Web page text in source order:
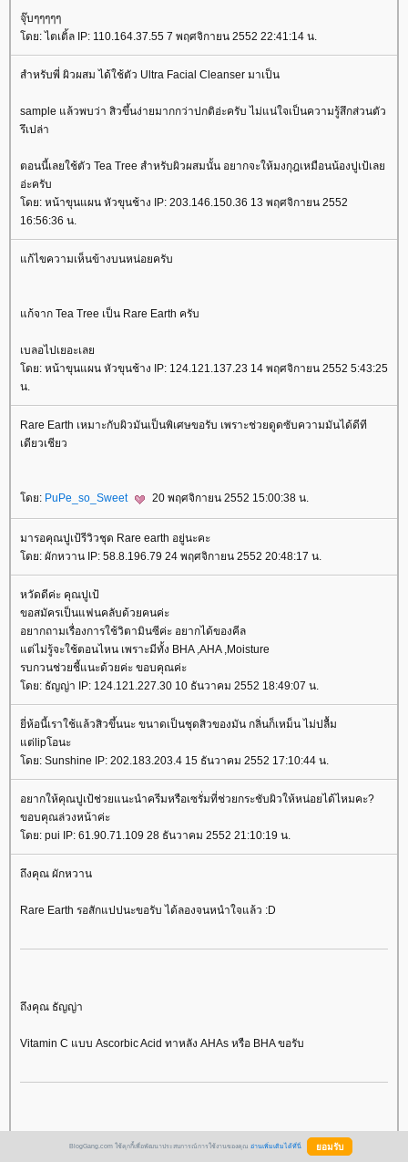
จุ๊บๆๆๆๆๆ
ดย: ไตเติ้ล IP: 110.164.37.55 7 พฤศจิกายน 2552 22:41:14 น.
สำหรับพี่ ผิวผสม ได้ใช้ตัว Ultra Facial Cleanser มาเป็น
sample แล้วพบว่า สิวขึ้นง่ายมากกว่าปกติอ่ะครับ ไม่แน่ใจเป็นความรู้สึกส่วนตัว
รึเปล่า
ตอนนี้เลยใช้ตัว Tea Tree สำหรับผิวผสมนั้น อยากจะให้มงกุฎเหมือนน้องปูเป้เล
อ่ะครับ
ดย: หน้าขุนแผน หัวขุนช้าง IP: 203.146.150.36 13 พฤศจิกายน 2552
16:56:36 น.
ก้ไขความเห็นข้างบนหน่อยครับ
ก้จาก Tea Tree เป็น Rare Earth ครับ
เบลอไปเยอะเล
ดย: หน้าขุนแผน หัวขุนช้าง IP: 124.121.137.23 14 พฤศจิกายน 2552 5:43:25
น.
Rare Earth เหมาะกับผิวมันเป็นพิเศษขอรับ เพราะช่วยดูดซับความมันได้ดีที
เดียวเชียว
ดย: PuPe_so_Sweet 20 พฤศจิกายน 2552 15:00:38 น.
มารอคุณปูเป้รีวิวชุด Rare earth อยู่นะคะ
ดย: ผักหวาน IP: 58.8.196.79 24 พฤศจิกายน 2552 20:48:17 น.
หวัดดีค่ะ คุณปูเป้
ขอสมัครเป็นแฟนคลับด้วยคนค่ะ
อยากถามเรื่องการใช้วิตามินซีค่ะ อยากได้ของคีล
ต่ไม่รู้จะใช้ตอนไหน เพราะมีทั้ง BHA ,AHA ,Moisture
รบกวนช่วยชี้แนะด้วยค่ะ ขอบคุณค่ะ
ดย: ธัญญ่า IP: 124.121.227.30 10 ธันวาคม 2552 18:49:07 น.
ี่ห้อนี้เราใช้แล้วสิวขึ้นนะ ขนาดเป็นชุดสิวของมัน กลิ่นก็เหม็น ไม่ปลื้ม
ต่lipโอนะ
ดย: Sunshine IP: 202.183.203.4 15 ธันวาคม 2552 17:10:44 น.
อยากให้คุณปูเป้ช่วยแนะนำครีมหรือเซรั่มที่ช่วยกระชับผิวให้หน่อยได้ไหมคะ?
ขอบคุณล่วงหน้าค่ะ
ดย: pui IP: 61.90.71.109 28 ธันวาคม 2552 21:10:19 น.
ถึงคุณ ผักหวาน
Rare Earth รอสักแปปนะขอรับ ได้ลองจนหนำใจแล้ว :D
ถึงคุณ ธัญญ่า
Vitamin C แบบ Ascorbic Acid ทาหลัง AHAs หรือ BHA ขอรับ
BlogGang.com ใช้คุกกี้เพื่อพัฒนาประสบการณ์การใช้งานของคุณ อ่านเพิ่มเติมได้ที่นี่